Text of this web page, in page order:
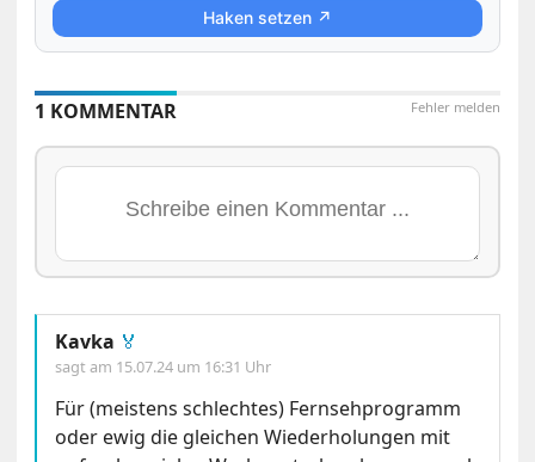
Haken setzen ↗
Fehler melden
1 KOMMENTAR
Kavka 🏅
sagt am 15.07.24 um 16:31 Uhr
Für (meistens schlechtes) Fernsehprogramm
oder ewig die gleichen Wiederholungen mit